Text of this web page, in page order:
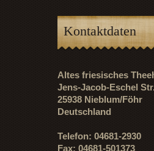
Kontaktdaten
Altes friesisches
Jens-Jacob-Eschel
25938 Nieblum/Föhr
Deutschland
Telefon: 04681-2930
Fax: 04681-501373